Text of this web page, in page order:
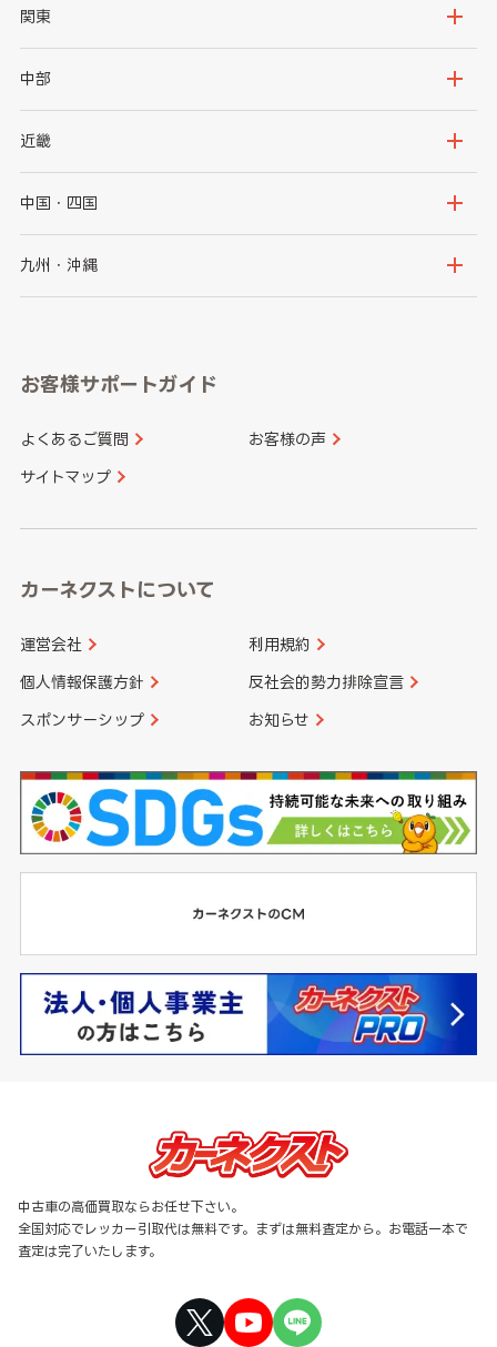
北海道
岩手県
秋田県
関東
茨城県
群馬県
千葉県
中部
新潟県
石川県
山梨県
愛知県
近畿
大阪府
京都府
和歌山県
中国・四国
鳥取県
山口県
香川県 愛媛県
九州・沖縄
長崎県
大分県 宮崎県
お客様サポートガイド
よくあるご質問 お客様の声
サイトマップ
カーネクストについて
運営会社 利用規約
個人情報保護方針 反社会的勢力排除宣言
スポンサーシップ お知らせ
中古車の高価買取ならお任せ下さい。
全国対応でレッカー引取代は無料です。まずは無料査定から。お電話一本で
査定は完了いたします。